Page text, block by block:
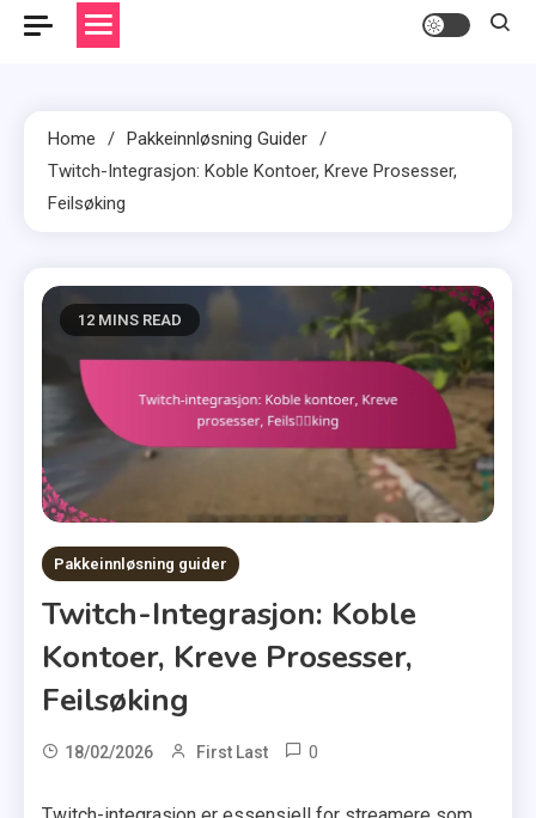
Home
Pakkeinnløsning Guider
Twitch-Integrasjon: Koble Kontoer, Kreve Prosesser,
Feilsøking
12 MINS READ
Pakkeinnløsning guider
Twitch-Integrasjon: Koble
Kontoer, Kreve Prosesser,
Feilsøking
18/02/2026 First Last 0